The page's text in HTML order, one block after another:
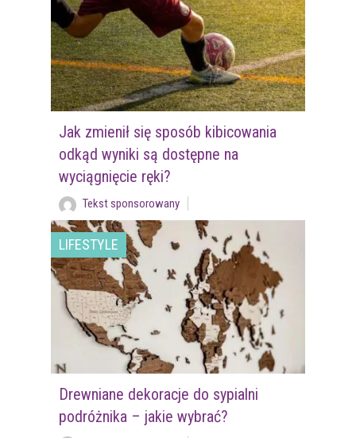
Jak zmienił się sposób kibicowania
odkąd wyniki są dostępne na
wyciągnięcie ręki?
Tekst sponsorowany
LIFESTYLE
Drewniane dekoracje do sypialni
podróżnika – jakie wybrać?